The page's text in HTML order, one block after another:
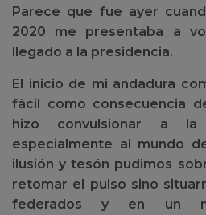
Parece que fue ayer
2020 me presentaba a
llegado a la presidencia.
El inicio de mi andadura
fácil como consecuencia
hizo convulsionar a
especialmente al mundo
ilusión y tesón pudimos
retomar el pulso sino
federados y en un